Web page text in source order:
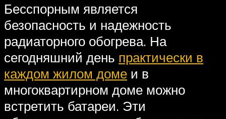
Бесспорным является
безопасность и надежность
радиаторного обогрева. На
сегодняшний день практически в
каждом жилом доме и в
многоквартирном доме можно
встретить батареи. Эти